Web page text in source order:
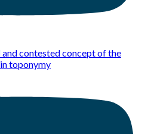
contested concept of the
toponymy